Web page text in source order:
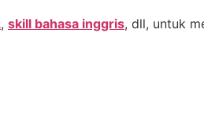
, skill bahasa inggris, dll, untuk